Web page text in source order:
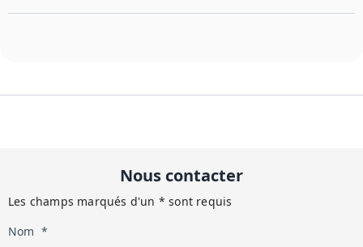
Nous contacter
Les champs marqués d'un * sont requis
Nom *